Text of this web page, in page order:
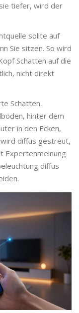
tiefer, wird der
sollte auf
Sie sitzen. So wird
Schatten auf die
nicht direkt
Schatten.
hinter dem
in den Ecken,
diffus gestreut,
Expertenmeinung
diffus